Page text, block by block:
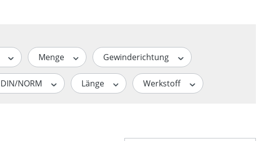
Menge Gewinderichtung
DIN/NORM Länge Werkstoff